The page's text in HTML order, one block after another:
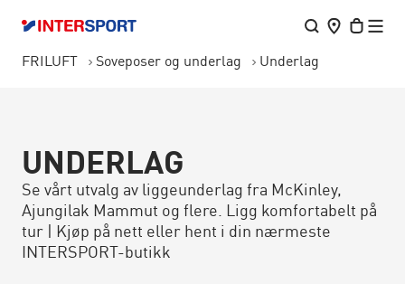
FRILUFT Soveposer og underlag Underlag
UNDERLAG
Se vårt utvalg av liggeunderlag fra McKinley,
Ajungilak Mammut og flere. Ligg komfortabelt på
tur | Kjøp på nett eller hent i din nærmeste
INTERSPORT-butikk